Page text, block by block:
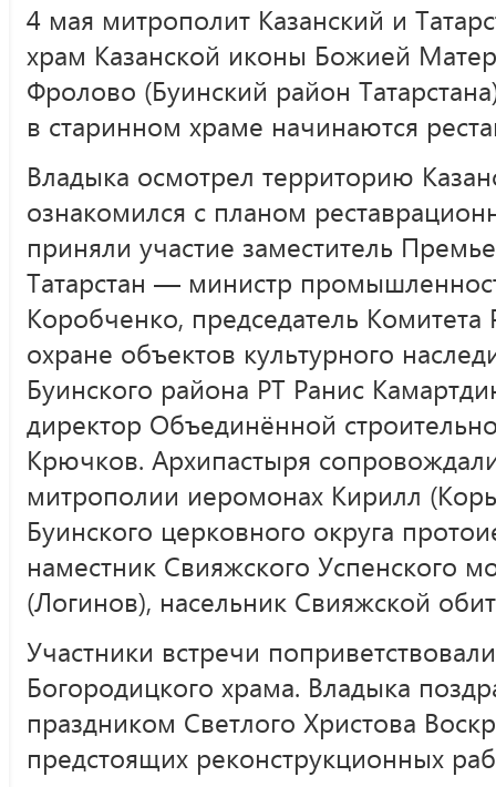
4 мая митрополит Казанский и
храм Казанской иконы Божией
Фролово (Буинский район
в старинном храме начинаются
Владыка осмотрел территорию
ознакомился с планом
приняли участие заместитель
Татарстан — министр
Коробченко, председатель Комитета
охране объектов культурного
Буинского района РТ Ранис
директор Объединённой
Крючков. Архипастыря
митрополии иеромонах Кирилл
Буинского церковного округа
наместник Свияжского Успенского
(Логинов), насельник Свияжской
Участники встречи
Богородицкого храма. Владыка
праздником Светлого Христова
предстоящих реконструкционных